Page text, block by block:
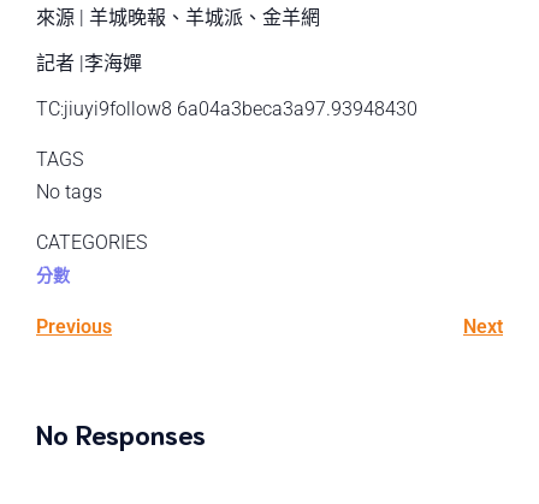
來源 | 羊城晚報、羊城派、金羊網
記者 |李海嬋
TC:jiuyi9follow8 6a04a3beca3a97.93948430
TAGS
No tags
CATEGORIES
分數
Previous Next
No Responses